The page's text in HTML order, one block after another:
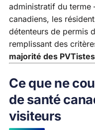
administratif du terme
canadiens, les
détenteurs de permis
remplissant des
majorité des
Ce que ne
de santé
visiteurs